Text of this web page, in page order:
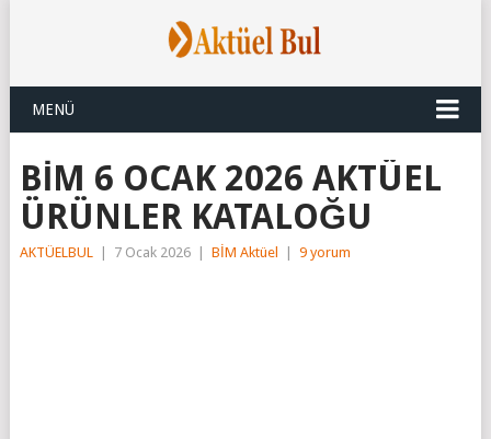
MENÜ
BİM 6 OCAK 2026 AKTÜEL
ÜRÜNLER KATALOĞU
AKTÜELBUL 7 Ocak 2026 BİM Aktüel 9 yorum